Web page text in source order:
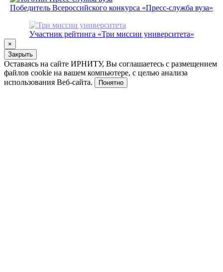
Победитель Всероссийского конкурса «Пресс-служба вуза»
Участник рейтинга «Три миссии университета»
×
Закрыть
Оставаясь на сайте ИРНИТУ, Вы соглашаетесь с размещением
файлов cookie на вашем компьютере, с целью анализа
использования Веб-сайта.
Понятно